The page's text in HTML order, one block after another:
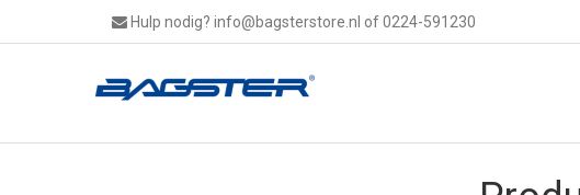
Hulp nodig? info@bagsterstore.nl of 0224-591230